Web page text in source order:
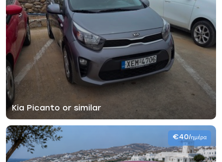
Kia Picanto or similar
€40/ημέρα